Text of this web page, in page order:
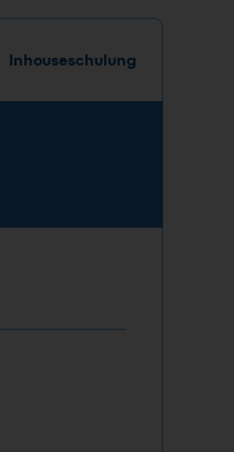
Inhouseschulung